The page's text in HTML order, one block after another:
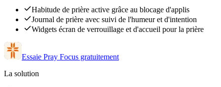
Habitude de prière active grâce au blocage d'applis
Journal de prière avec suivi de l'humeur et d'intention
Widgets écran de verrouillage et d'accueil pour la prière
Essaie Pray Focus gratuitement
La solution